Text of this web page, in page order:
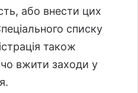
або внести цих
списку
також
вжити заходи у